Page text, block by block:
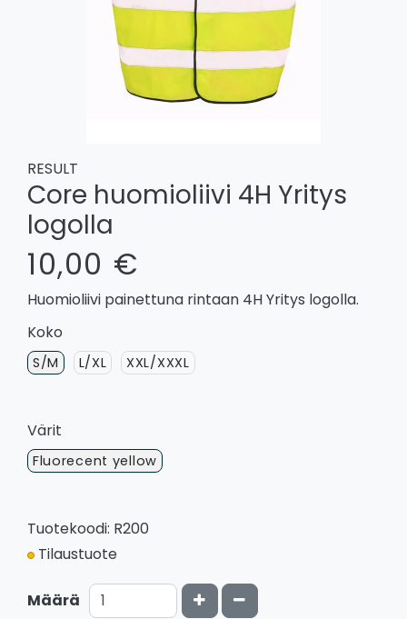
RESULT
Core huomioliivi 4H Yritys
logolla
10,00 €
Huomioliivi painettuna rintaan 4H Yritys logolla.
Koko
S/M L/XL XXL/XXXL
Värit
Fluorecent yellow
Tuotekoodi: R200
Tilaustuote
Määrä Kasvata määrää
Vähennä määrää